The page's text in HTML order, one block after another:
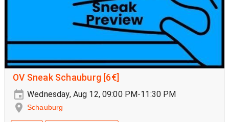
OV Sneak Schauburg [6€]
Wednesday, Aug 12, 09:00 PM-11:30 PM
Schauburg